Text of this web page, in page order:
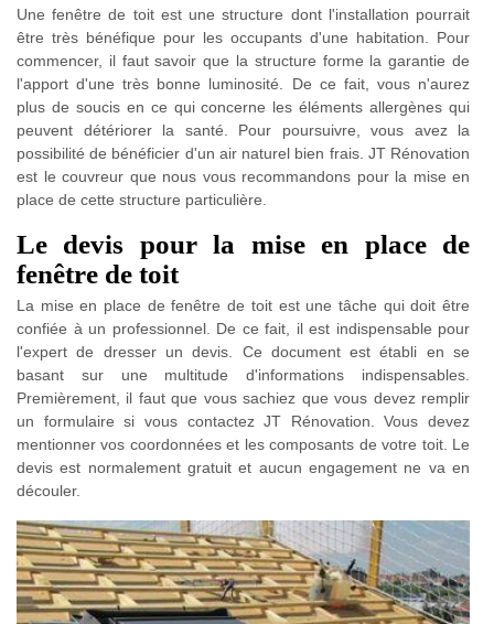
Une fenêtre de toit est une structure dont l'installation pourrait
être très bénéfique pour les occupants d'une habitation. Pour
commencer, il faut savoir que la structure forme la garantie de
l'apport d'une très bonne luminosité. De ce fait, vous n'aurez
plus de soucis en ce qui concerne les éléments allergènes qui
peuvent détériorer la santé. Pour poursuivre, vous avez la
possibilité de bénéficier d'un air naturel bien frais. JT Rénovation
est le couvreur que nous vous recommandons pour la mise en
place de cette structure particulière.
Le devis pour la mise en place de
fenêtre de toit
La mise en place de fenêtre de toit est une tâche qui doit être
confiée à un professionnel. De ce fait, il est indispensable pour
l'expert de dresser un devis. Ce document est établi en se
basant sur une multitude d'informations indispensables.
Premièrement, il faut que vous sachiez que vous devez remplir
un formulaire si vous contactez JT Rénovation. Vous devez
mentionner vos coordonnées et les composants de votre toit. Le
devis est normalement gratuit et aucun engagement ne va en
découler.